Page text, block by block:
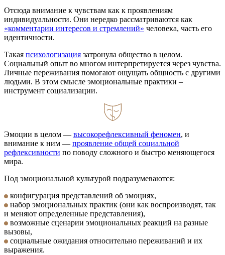
Отсюда внимание к чувствам как к проявлениям
индивидуальности. Они нередко рассматриваются как
«комментарии интересов и стремлений» человека, часть его
идентичности.
Такая психологизация затронула общество в целом.
Социальный опыт во многом интерпретируется через чувства.
Личные переживания помогают ощущать общность с другими
людьми. В этом смысле эмоциональные практики –
инструмент социализации.
Эмоции в целом — высокорефлексивный феномен, и
внимание к ним — проявление общей социальной
рефлексивности по поводу сложного и быстро меняющегося
мира.
Под эмоциональной культурой подразумеваются:
конфигурация представлений об эмоциях,
набор эмоциональных практик (они как воспроизводят, так
и меняют определенные представления),
возможные сценарии эмоциональных реакций на разные
вызовы,
социальные ожидания относительно переживаний и их
выражения.